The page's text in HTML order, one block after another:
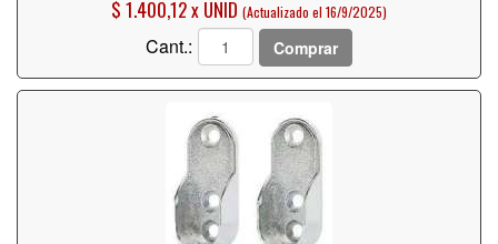
$ 1.400,12 x UNID (Actualizado el 16/9/2025)
Cant.: Comprar